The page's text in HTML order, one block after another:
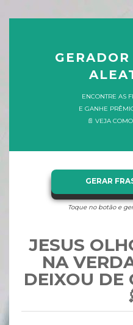
ENCONTRE AS
E GANHE
📄 VEJA
GERAR
Toque no botão e
JESUS
NA
DEIXOU DE